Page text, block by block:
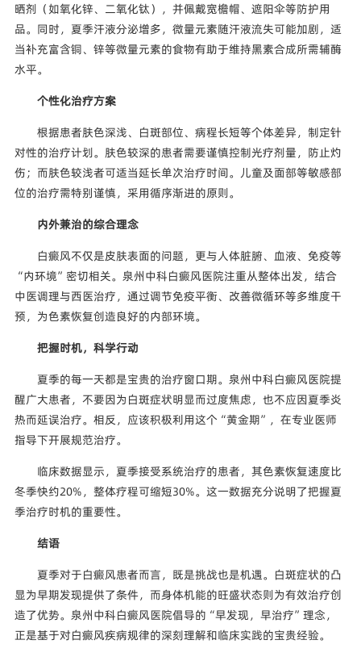
晒剂（如氧化锌、二氧化钛），并佩戴宽檐帽、遮阳伞等防护用
品。同时，夏季汗液分泌增多，微量元素随汗液流失可能加剧，适
当补充富含铜、锌等微量元素的食物有助于维持黑素合成所需辅酶
水平。
个性化治疗方案
根据患者肤色深浅、白斑部位、病程长短等个体差异，制定针
对性的治疗计划。肤色较深的患者需要谨慎控制光疗剂量，防止灼
伤；而肤色较浅者可适当延长单次治疗时间。儿童及面部等敏感部
位的治疗需特别谨慎，采用循序渐进的原则。
内外兼治的综合理念
白癜风不仅是皮肤表面的问题，更与人体脏腑、血液、免疫等
“内环境”密切相关。泉州中科白癜风医院注重从整体出发，结合
中医调理与西医治疗，通过调节免疫平衡、改善微循环等多维度干
预，为色素恢复创造良好的内部环境。
把握时机，科学行动
夏季的每一天都是宝贵的治疗窗口期。泉州中科白癜风医院提
醒广大患者，不要因为白斑症状明显而过度焦虑，也不应因夏季炎
热而延误治疗。相反，应该积极利用这个“黄金期”，在专业医师
指导下开展规范治疗。
临床数据显示，夏季接受系统治疗的患者，其色素恢复速度比
冬季快约20%，整体疗程可缩短30%。这一数据充分说明了把握夏
季治疗时机的重要性。
结语
夏季对于白癜风患者而言，既是挑战也是机遇。白斑症状的凸
显为早期发现提供了条件，而身体机能的旺盛状态则为有效治疗创
造了优势。泉州中科白癜风医院倡导的“早发现，早治疗”理念，
正是基于对白癜风疾病规律的深刻理解和临床实践的宝贵经验。